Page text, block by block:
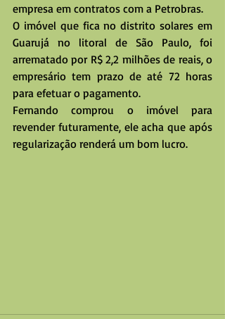
empresa em contratos com a Petrobras.
O imóvel que fica no distrito solares em
Guarujá no litoral de São Paulo, foi
arrematado por R$ 2,2 milhões de reais, o
empresário tem prazo de até 72 horas
para efetuar o pagamento.
Fernando comprou o imóvel para
revender futuramente, ele acha que após
regularização renderá um bom lucro.